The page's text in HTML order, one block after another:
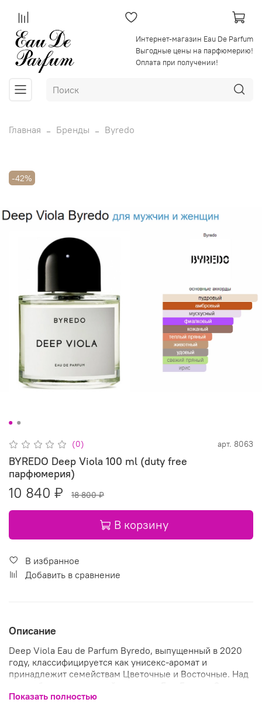
Интернет-магазин Eau De Parfum
Выгодные цены на парфюмерию!
Оплата при получении!
Главная Бренды Byredo
-42%
(0) арт. 8063
BYREDO Deep Viola 100 ml (duty free
парфюмерия)
10 840 ₽ 18 800 ₽
В корзину
В избранное
Добавить в сравнение
Описание
Deep Viola Eau de Parfum Byredo, выпущенный в 2020
году, классифицируется как унисекс-аромат и
принадлежит семействам Цветочные и Восточные. Над
композиции Бергамот, Дягиль (ангелика) и Шафран
Показать полностью